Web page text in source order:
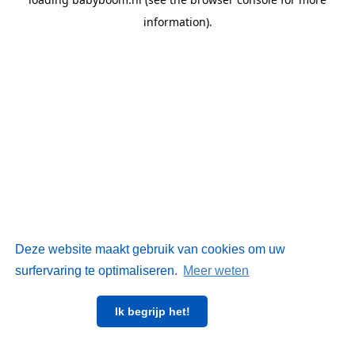
Deze website maakt gebruik van cookies om uw
surfervaring te optimaliseren. Meer weten
Ik begrijp het!
information).